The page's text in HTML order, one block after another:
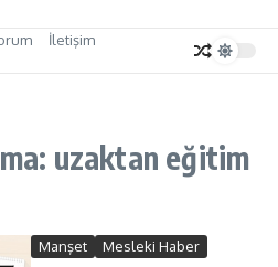
İletişim
uzaktan eğitim
Manşet Mesleki Haber